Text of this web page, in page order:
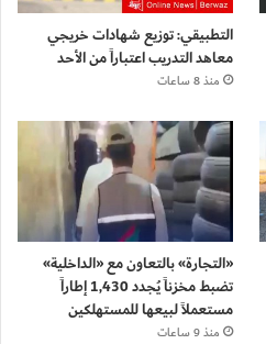
التطبيقي: توزيع شهادات خريجي
معاهد التدريب اعتباراً من الأحد
منذ 8 ساعات
«التجارة» بالتعاون مع «الداخلية»
تضبط مخزناً يُجدد 1,430 إطاراً
مستعملاً لبيعها للمستهلكين
منذ 9 ساعات